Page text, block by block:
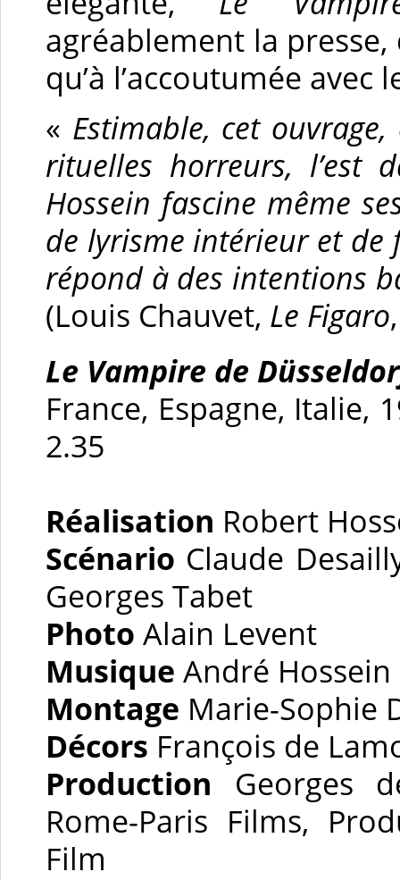
agréablement la
qu’à l’accoutumée avec
« Estimable, cet
rituelles horreurs, l’est
Hossein fascine même
de lyrisme intérieur et de
répond à des intentions
(Louis Chauvet, Le Figaro
Le Vampire de
France, Espagne, Italie,
2.35
Réalisation Robert
Scénario Claude
Georges Tabet
Photo Alain Levent
Musique André Hossein
Montage Marie-Sophie
Décors François de
Production Georges
Rome-Paris Films,
Film